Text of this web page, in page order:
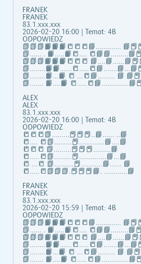
FRANEK
FRANEK
83.1.xxx.xxx
2026-02-20 16:00 | Temat: 4B
ODPOWIEDZ
📗📗📗📙📙📙📒📒📒📘……..…..
📗...... . 📙…..📙📒….
📗📗📗📙📙📙📒📒📒
📗……..📙…📙 📒 …📒📘……... 📘
📗……. 📙….📙
ALEX
ALEX
83.1.xxx.xxx
2026-02-20 16:00 | Temat: 4B
ODPOWIEDZ
📒📒📒📗………📕📕📕..📘…… ..📘
📒…. 📒📗………📕………….📘….📘
📒📒📒 📗………📕📕📕………📘
📒…..📒📗………📕…………..📘…📘
📒 …📒 📗……….📕………..📘…… 📘
📒…..📒📗📗📗.📕📕📕📘. …………📘
FRANEK
FRANEK
83.1.xxx.xxx
2026-02-20 15:59 | Temat: 4B
ODPOWIEDZ
📗📗📗📙📙📙📒📒📒📘……..…..
📗...... . 📙…..📙📒….
📗📗📗📙📙📙📒📒📒
📗……..📙…📙 📒 …📒📘……... 📘
📗……. 📙….📙